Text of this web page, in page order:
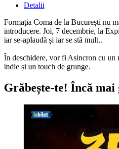
Detalii
Formația Coma de la București nu
introducere. Joi, 7 decembrie, la
iar se-aplaudă și iar se stă mult..
În deschidere, vor fi Asincron cu un
indie și un touch de grunge.
Grăbește-te! Încă mai